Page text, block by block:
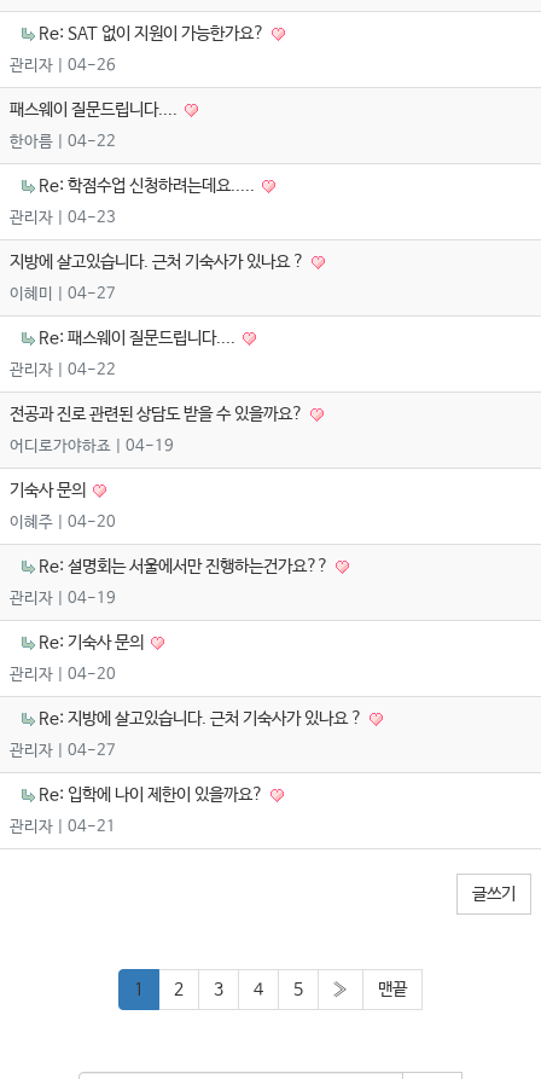
Re: SAT 없이 지원이 가능한가요?
관리자 | 04-26
패스웨이 질문드립니다....
한아름 | 04-22
Re: 학점수업 신청하려는데요.....
관리자 | 04-23
지방에 살고있습니다. 근처 기숙사가 있나요 ?
이혜미 | 04-27
Re: 패스웨이 질문드립니다....
관리자 | 04-22
전공과 진로 관련된 상담도 받을 수 있을까요?
어디로가야하죠 | 04-19
기숙사 문의
이혜주 | 04-20
Re: 설명회는 서울에서만 진행하는건가요??
관리자 | 04-19
Re: 기숙사 문의
관리자 | 04-20
Re: 지방에 살고있습니다. 근처 기숙사가 있나요 ?
관리자 | 04-27
Re: 입학에 나이 제한이 있을까요?
관리자 | 04-21
글쓰기
1 2 3 4 5 » 맨끝